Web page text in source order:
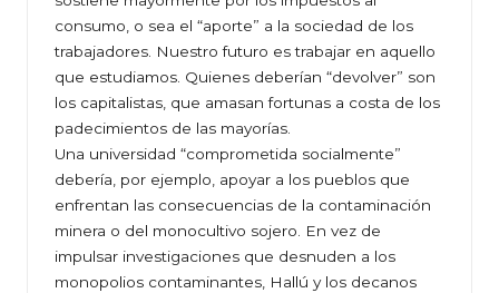
consumo, o sea el “aporte” a la sociedad de los
trabajadores. Nuestro futuro es trabajar en aquello
que estudiamos. Quienes deberían “devolver” son
los capitalistas, que amasan fortunas a costa de los
padecimientos de las mayorías.
Una universidad “comprometida socialmente”
debería, por ejemplo, apoyar a los pueblos que
enfrentan las consecuencias de la contaminación
minera o del monocultivo sojero. En vez de
impulsar investigaciones que desnuden a los
monopolios contaminantes, Hallú y los decanos